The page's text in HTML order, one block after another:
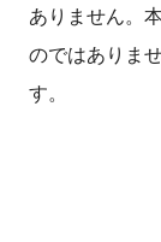
ありません。
のではありま
す。